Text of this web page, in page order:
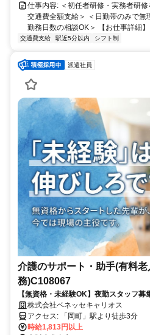
仕事内容: ＜初任者研修・実務者研
交通費全額支給＞ ＜日勤帯のみで
勤務日数の相談OK＞ 【お仕事詳細
交通費支給 駅近5分以内 シフト制
派遣社員
介護のサポート・助手(有料
務)C108067
【無資格・未経験OK】夜勤スタッフ
いサポート体制で介護業界デビューを
◎
株式会社ベネッセキャリオス
アクセス: 「岡町」駅より徒歩3分
時給1,813円以上